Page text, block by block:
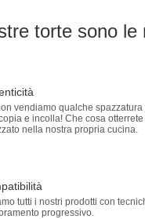
torte sono le
vendiamo qualche spazzatura
e incolla! Che cosa otterrete
nella nostra propria cucina.
tutti i nostri prodotti con
progressivo.